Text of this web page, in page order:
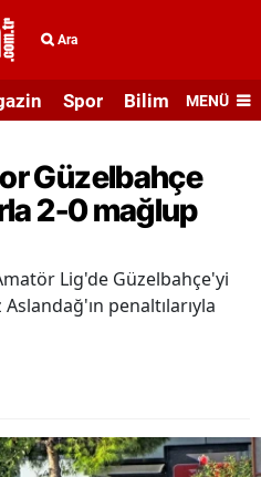
Ara
Spor Bilim veMENÜ
Güzelbahçe
2-0 mağlup
Lig'de Güzelbahçe'yi
penaltılarıyla